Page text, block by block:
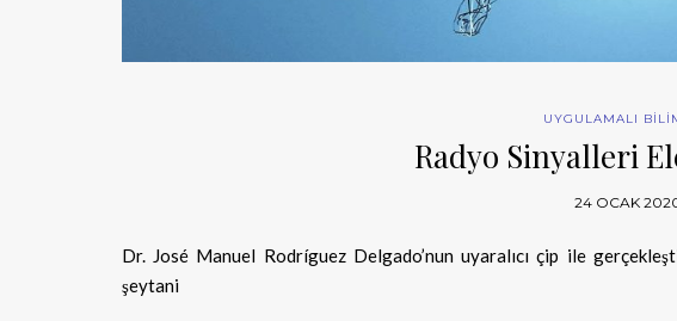
UYGULAMALI
Radyo Sinyalleri
24 OCAK
Dr. José Manuel Rodríguez Delgado’nun uyaralıcı çip ile
şeytani